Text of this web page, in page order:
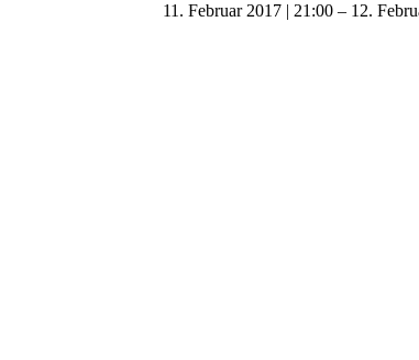
11. Februar 2017 | 21:00 – 12.